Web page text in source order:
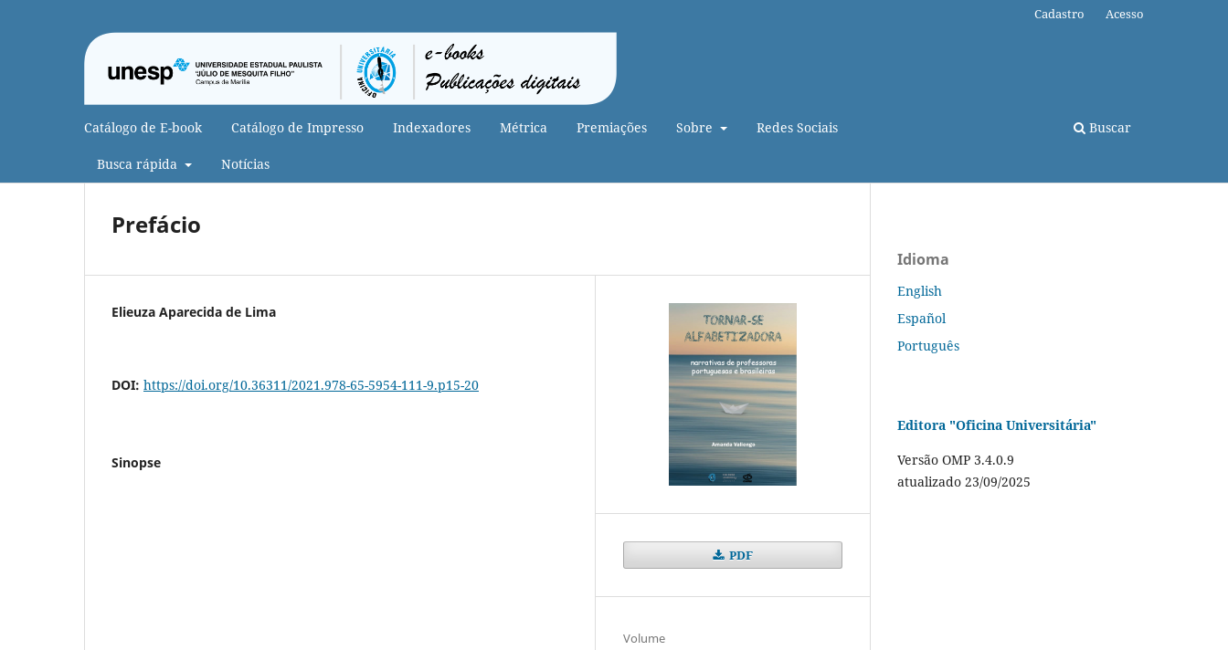
Catálogo de E-book Catálogo de Impresso Indexadores Métrica Premiações Sobre Redes Sociais
Busca rápida Notícias
Buscar
Cadastro Acesso
Prefácio
Elieuza Aparecida de Lima
DOI: https://doi.org/10.36311/2021.978-65-5954-111-9.p15-20
Sinopse
PDF
Volume
Idioma
English
Español
Português
Editora "Oficina Universitária"
Versão OMP 3.4.0.9
atualizado 23/09/2025